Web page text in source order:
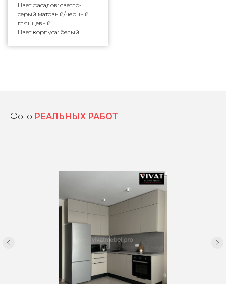
Цвет фасадов: светло-
серый матовый/черный
глянцевый
Цвет корпуса: белый
Фото РЕАЛЬНЫХ РАБОТ